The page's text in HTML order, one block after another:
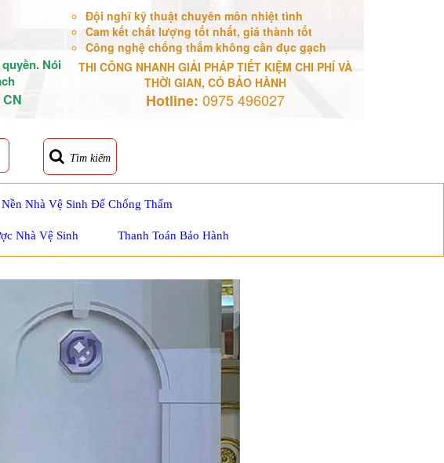
Nói
Đội nghĩ kỹ thuật chuyên môn nhiệt tình
Cam kết chất lượng tốt nhất, giá thành tốt
Công nghệ chống thấm không cần đục gạch
THI CÔNG NHANH GIẢI PHÁP TIẾT KIỆM CHI PHÍ VÀ
THỜI GIAN, CÓ BẢO HÀNH
Hotline: 0975 496027
Tìm kiếm
Nhà Vệ Sinh Để Chống Thấm
Nhà Vệ Sinh Thanh Toán Bảo Hành